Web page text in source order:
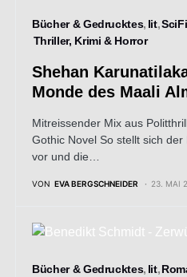
Bücher & Gedrucktes lit
Thriller, Krimi & Horror
Shehan
Monde des Maali
Mitreissender Mix aus
Gothic Novel So stellt sich
vor und die…
VON EVA BERGSCHNEIDER 23. MAI
Bücher & Gedrucktes lit